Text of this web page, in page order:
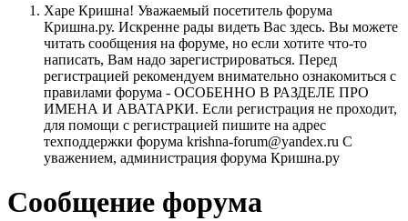
Харе Кришна! Уважаемый посетитель форума
Кришна.ру. Искренне рады видеть Вас здесь. Вы можете
читать сообщения на форуме, но если хотите что-то
написать, Вам надо зарегистрироваться. Перед
регистрацией рекомендуем внимательно ознакомиться с
правилами форума - ОСОБЕННО В РАЗДЕЛЕ ПРО
ИМЕНА И АВАТАРКИ. Если регистрация не проходит,
для помощи с регистрацией пишите на адрес
техподдержки форума krishna-forum@yandex.ru С
уважением, администрация форума Кришна.ру
Сообщение форума